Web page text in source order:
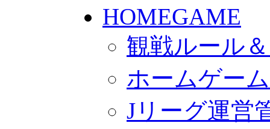
HOMEGAME
観戦ルール
ホームゲー
Jリーグ運営